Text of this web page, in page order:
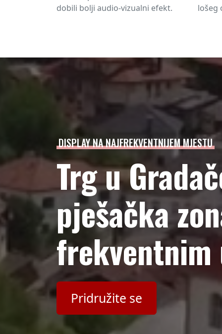
dobili bolji audio-vizualni efekt.
lošeg
DISPLAY NA NAJFREKVENTNIJEM MJESTU
Trg u
pješačka
frekventnim
Pridružite se